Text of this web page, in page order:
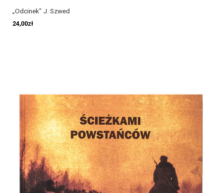
„Odcinek” J. Szwed
24,00zł